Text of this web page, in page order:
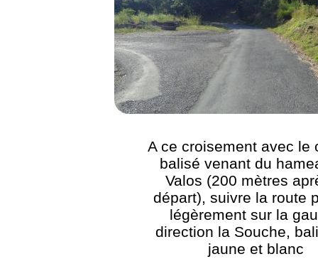
A ce croisement avec le
balisé venant du
Valos (200 mètres
départ), suivre la route
légèrement sur la
direction la Souche,
jaune et blanc